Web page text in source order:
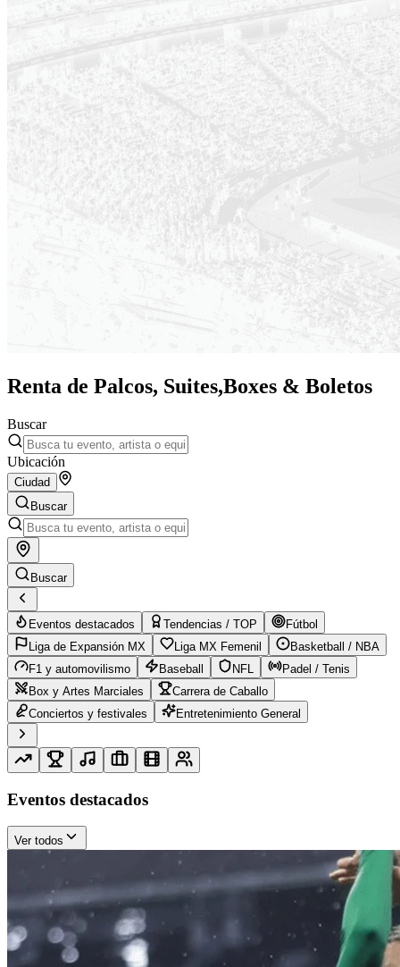
Renta de Palcos, Suites,Boxes & Boletos
Buscar
Ubicación
Ciudad
Buscar
Buscar
Eventos destacados Tendencias / TOP
Fútbol
Liga de Expansión MX
Liga MX Femenil
Basketball / NBA
F1 y automovilismo
Baseball NFL
Padel / Tenis
Box y Artes Marciales
Carrera de Caballo
Conciertos y festivales
Entretenimiento General
Eventos destacados
Ver todos